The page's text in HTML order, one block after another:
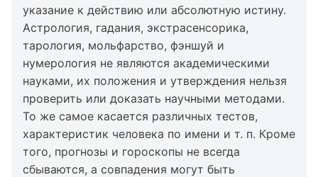
указание к действию или абсолютную истину.
Астрология, гадания, экстрасенсорика,
тарология, мольфарство, фэншуй и
нумерология не являются академическими
науками, их положения и утверждения нельзя
проверить или доказать научными методами.
То же самое касается различных тестов,
характеристик человека по имени и т. п. Кроме
того, прогнозы и гороскопы не всегда
сбываются, а совпадения могут быть